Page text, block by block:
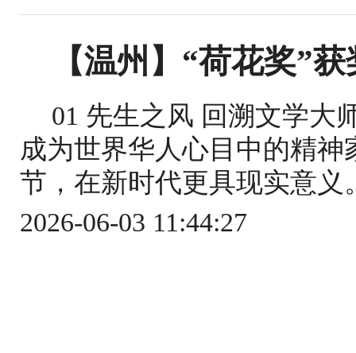
【温州】“荷花奖”
01 先生之风 回溯文学大
成为世界华人心目中的精
节，在新时代更具现实意
2026-06-03 11:44:27